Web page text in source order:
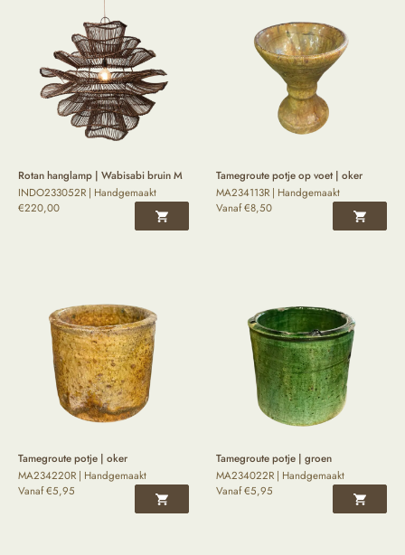
Rotan hanglamp | Wabisabi bruin M
INDO233052R | Handgemaakt
€220,00
Tamegroute potje op voet | oker
MA234113R | Handgemaakt
Vanaf€8,50
Tamegroute potje | oker
MA234220R | Handgemaakt
Vanaf€5,95
Tamegroute potje | groen
MA234022R | Handgemaakt
Vanaf€5,95